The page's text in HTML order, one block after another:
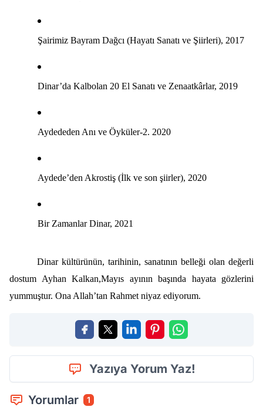
Şairimiz Bayram Dağcı (Hayatı Sanatı ve Şiirleri), 2017
Dinar’da Kalbolan 20 El Sanatı ve Zenaatkârlar, 2019
Aydededen Anı ve Öyküler-2. 2020
Aydede’den Akrostiş (İlk ve son şiirler), 2020
Bir Zamanlar Dinar, 2021
Dinar kültürünün, tarihinin, sanatının belleği olan değerli
dostum Ayhan Kalkan,Mayıs ayının başında hayata gözlerini
yummuştur. Ona Allah’tan Rahmet niyaz ediyorum.
Yazıya Yorum Yaz!
Yorumlar 1